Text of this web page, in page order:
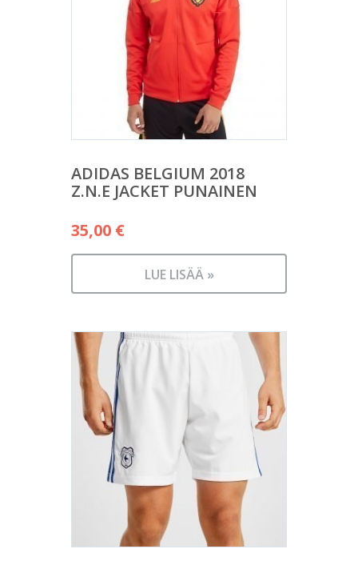
ADIDAS BELGIUM 2018
Z.N.E JACKET PUNAINEN
35,00 €
LUE LISÄÄ »